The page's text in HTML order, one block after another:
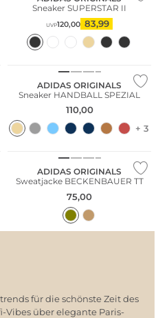
Sneaker SUPERSTAR II
UVP120,00 83,99
ADIDAS ORIGINALS
Sneaker HANDBALL SPEZIAL
110,00
+ 3
ADIDAS ORIGINALS
Sweatjacke BECKENBAUER TT
75,00
für die schönste Zeit des
Vibes über elegante Paris-